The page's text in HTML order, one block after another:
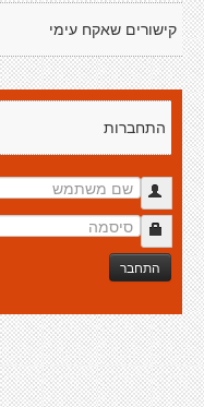
קישורים שאקח עימי
התחברות
התחבר